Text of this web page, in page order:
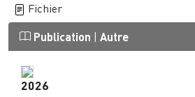
Fichier
Publication | Autre
2026